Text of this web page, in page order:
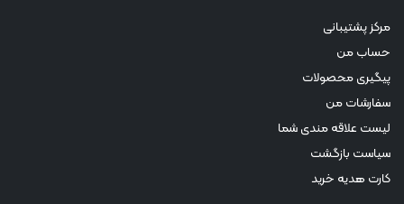
مرکز پشتیبانی
حساب من
پیگیری محصولات
سفارشات من
لیست علاقه مندی شما
سیاست بازگشت
کارت هدیه خرید